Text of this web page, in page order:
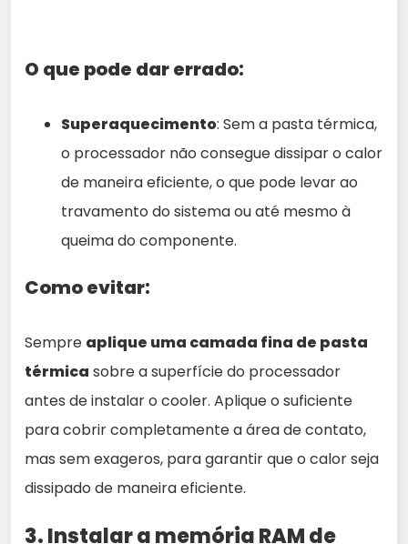
O que pode dar errado:
Superaquecimento: Sem a pasta térmica,
o processador não consegue dissipar o calor
de maneira eficiente, o que pode levar ao
travamento do sistema ou até mesmo à
queima do componente.
Como evitar:
Sempre aplique uma camada fina de pasta
térmica sobre a superfície do processador
antes de instalar o cooler. Aplique o suficiente
para cobrir completamente a área de contato,
mas sem exageros, para garantir que o calor seja
dissipado de maneira eficiente.
3. Instalar a memória RAM de